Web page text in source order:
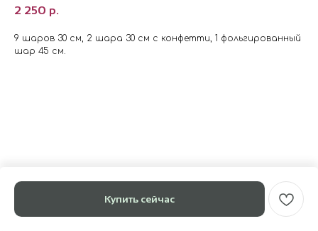
2 250 р.
Купить сейчас
9 шаров 30 см, 2 шара 30 см с конфетти, 1 фольгированный
шар 45 см.